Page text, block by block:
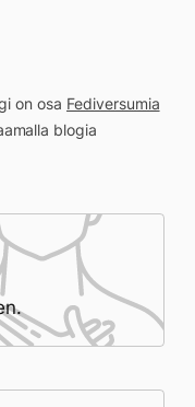
on osa Fediversumia
blogia